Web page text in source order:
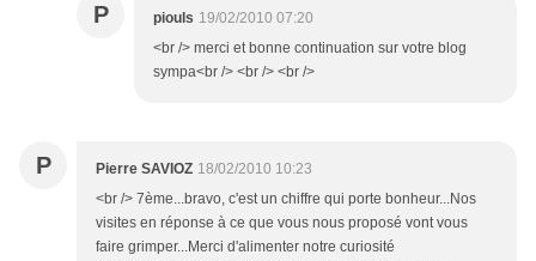
P piouls 19/02/2010 07:20
<br /> merci et bonne continuation sur votre blog
sympa<br /> <br /> <br />
P Pierre SAVIOZ 18/02/2010 10:23
<br /> 7ème...bravo, c'est un chiffre qui porte bonheur...Nos
visites en réponse à ce que vous nous proposé vont vous
faire grimper...Merci d'alimenter notre curiosité